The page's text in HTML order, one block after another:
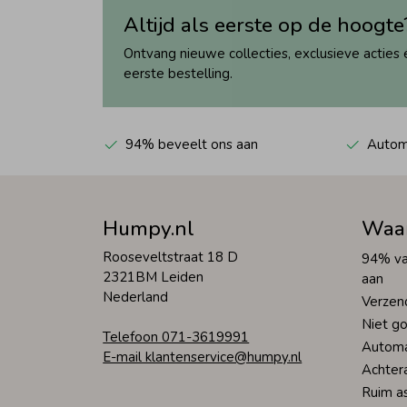
Altijd als eerste op de
Ontvang nieuwe collecties, exclusieve
eerste bestelling.
94% beveelt ons aan
Humpy.nl
Rooseveltstraat 18 D
2321BM Leiden
Nederland
Telefoon 071-3619991
E-mail klantenservice@humpy.nl
94%
aan
Niet
Ruim